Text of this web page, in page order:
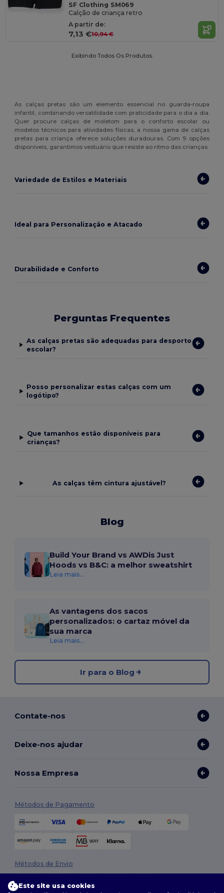
SF Clothing SM069
Calção de criança retro
A partir de:
7,13 €10,94 €
Exibindo Todos Os Produtos.
As calças pretas são um elemento essencial no guarda-roupa
infantil, combinando versatilidade com praticidade para o dia a dia.
Quer procure calças de moletom para o conforto escolar ou
modelos técnicos para atividades físicas, a nossa gama de calças
pretas para criança oferece soluções duradouras. Com 9 opções
disponíveis, garantimos vestuário que resiste ao ritmo das crianças.
Variedade de Estilos e Materiais
Ideal para Personalização e Atacado
Durabilidade e Conforto
Perguntas Frequentes
As calças pretas são adequadas para desporto
escolar?
Posso personalizar estas calças com um
logótipo?
Que tamanhos estão disponíveis para
crianças?
As calças têm cintura ajustável?
Blog
Build Your Brand vs AWDis Just
Hoods vs B&C: a melhor sweatshirt
Leia mais...
As vantagens dos sacos
personalizados: o cartaz móvel da
sua marca
Leia mais...
Ir para o Blog
Contate-nos
Deixe-nos ajudar
Nossa Empresa
Métodos de Pagamento
Métodos de Envio
Este site usa cookies